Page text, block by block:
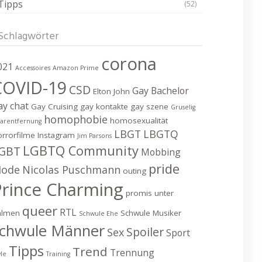
(52)
Accessoires Amazon Prime corona
19 CSD Elton John Gay Bachelor
chat Gay Cruising gay kontakte gay szene Gruselig
homophobie homosexualität
Instagram Jim Parsons LBGT LBGTQ
LGBTQ Community Mobbing
Nicolas Puschmann outing pride
Charming promis unter
queer RTL Schwule Ehe Schwule Musiker
Männer Sex SpoilerSport
Tipps Training Trend Trennung